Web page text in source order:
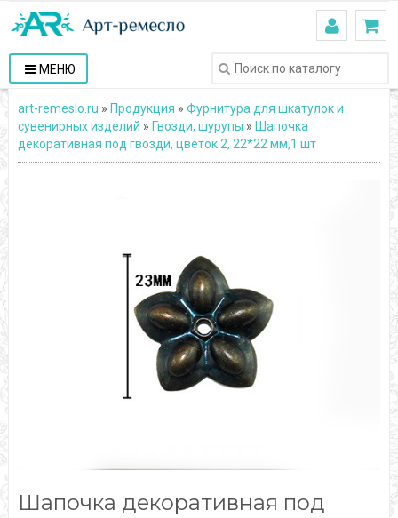
МЕНЮ
art-remeslo.ru » Продукция » Фурнитура для шкатулок и
сувенирных изделий » Гвозди, шурупы » Шапочка
декоративная под гвозди, цветок 2, 22*22 мм,1 шт
Шапочка декоративная под